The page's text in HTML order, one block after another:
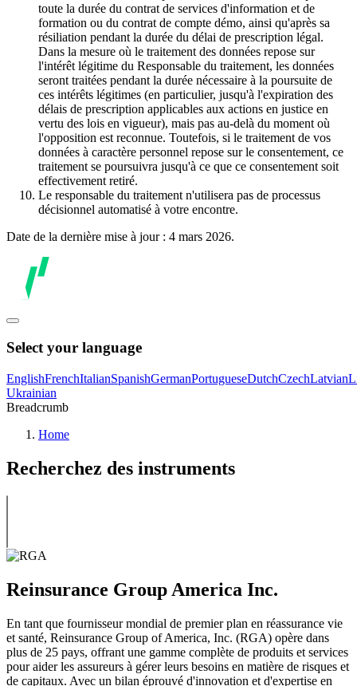
toute la durée du contrat de services d'information et de
formation ou du contrat de compte démo, ainsi qu'après sa
résiliation pendant la durée du délai de prescription légal.
Dans la mesure où le traitement des données repose sur
l'intérêt légitime du Responsable du traitement, les données
seront traitées pendant la durée nécessaire à la poursuite de
ces intérêts légitimes (en particulier, jusqu'à l'expiration des
délais de prescription applicables aux actions en justice en
vertu des lois en vigueur), mais pas au-delà du moment où
l'opposition est reconnue. Toutefois, si le traitement de vos
données à caractère personnel repose sur le consentement, ce
traitement se poursuivra jusqu'à ce que ce consentement soit
effectivement retiré.
Le responsable du traitement n'utilisera pas de processus
décisionnel automatisé à votre encontre.
Date de la dernière mise à jour : 4 mars 2026.
Select your language
EnglishFrenchItalianSpanishGermanPortugueseDutchCzechLatvian
Ukrainian
Breadcrumb
Home
Recherchez des instruments
Reinsurance Group America Inc.
En tant que fournisseur mondial de premier plan en réassurance vie
et santé, Reinsurance Group of America, Inc. (RGA) opère dans
plus de 25 pays, offrant une gamme complète de produits et services
pour aider les assureurs à gérer leurs besoins en matière de risques et
de capitaux. Avec un bilan éprouvé d'innovation et d'expertise en